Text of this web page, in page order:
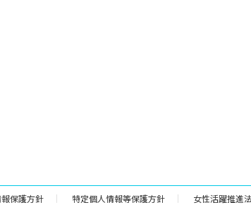
保護方針 特定個人情報等保護方針 女性活躍推進